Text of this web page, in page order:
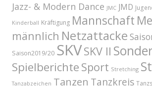
Jazz- & Modern Dance JMC JMD
Kinderball Kräftigung Mannschaft
männlich Netzattacke
Saison2019/20 SKVSKV II
Spielberichte Sport Stretching
Tanzabzeichen Tanzen Tanzkreis